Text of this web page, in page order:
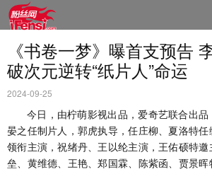
《书卷一梦》曝首支预告
破次元逆转“纸片人”命运
2024-09-25
今日，由柠萌影视出品，爱奇艺联合出
晏之任制片人，郭虎执导，任庄柳、夏洛特
领衔主演，祝绪丹、王以纶主演，王佑硕特
垒、黄维德、王艳、郑国霖、陈紫函、贾景